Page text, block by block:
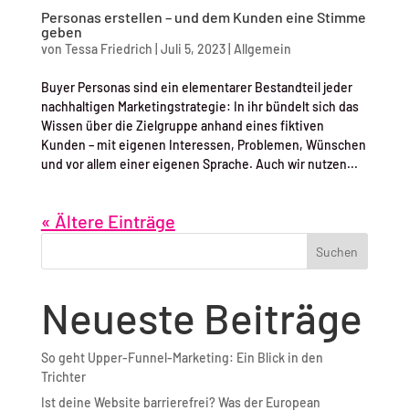
Personas erstellen – und dem Kunden eine Stimme
geben
von Tessa Friedrich Juli 5, 2023| Allgemein
Buyer Personas sind ein elementarer Bestandteil jeder
nachhaltigen Marketingstrategie: In ihr bündelt sich das
Wissen über die Zielgruppe anhand eines fiktiven
Kunden – mit eigenen Interessen, Problemen, Wünschen
und vor allem einer eigenen Sprache. Auch wir nutzen...
« Ältere Einträge
Suchen
Neueste Beiträge
So geht Upper-Funnel-Marketing: Ein Blick in den
Trichter
Ist deine Website barrierefrei? Was der European